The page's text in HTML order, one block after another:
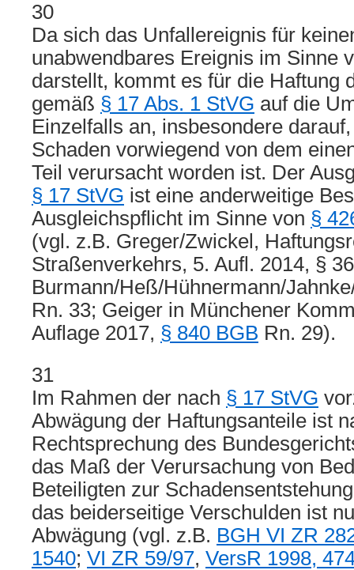
30
Da sich das Unfallereignis für
unabwendbares Ereignis im Sinne
darstellt, kommt es für die Haftung
gemäß § 17 Abs. 1 StVG auf die
Einzelfalls an, insbesondere
Schaden vorwiegend von dem
Teil verursacht worden ist. Der
§ 17 StVG ist eine anderweitige
Ausgleichspflicht im Sinne von §
(vgl. z.B. Greger/Zwickel,
Straßenverkehrs, 5. Aufl. 2014, §
Burmann/Heß/Hühnermann/
Rn. 33; Geiger in Münchener
Auflage 2017, § 840 BGB Rn. 29).
31
Im Rahmen der nach § 17 StVG
Abwägung der Haftungsanteile ist
Rechtsprechung des
das Maß der Verursachung von
Beteiligten zur
das beiderseitige Verschulden ist
Abwägung (vgl. z.B. BGH VI ZR
1540; VI ZR 59/97, VersR 1998,